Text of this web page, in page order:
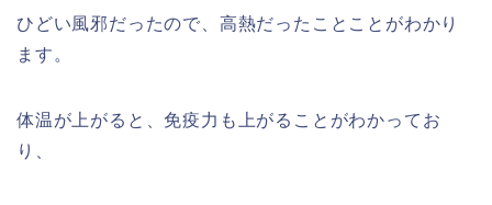
ひどい風邪だったので、高熱だったことことがわかり
ます。
体温が上がると、免疫力も上がることがわかってお
り、